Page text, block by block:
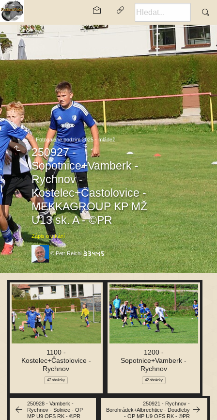
Fotogalerie podzim 2025 - mládež
250927 -
Sopotnice+Vamberk -
Rychnov -
Kostelec+Častolovice -
MEKKAGROUP KP MŽ
U13 sk. A - ©PR
Zápis o utkání
© Petr Reichl
1100 -
Kostelec+Častolovice -
Rychnov
47 obrázky
1200 -
Sopotnice+Vamberk -
Rychnov
42 obrázky
250928 - Vamberk -
Rychnov - Solnice - OP
MP U9 OFS RK - ©PR
250921 - Rychnov -
Borohrádek+Albrechtice - Doudleby
- OP MP U9 OFS RK - ©PR